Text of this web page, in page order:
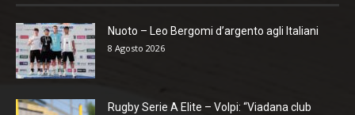
Nuoto – Leo Bergomi d’argento agli Italiani
8 Agosto 2026
Rugby Serie A Elite – Volpi: “Viadana club